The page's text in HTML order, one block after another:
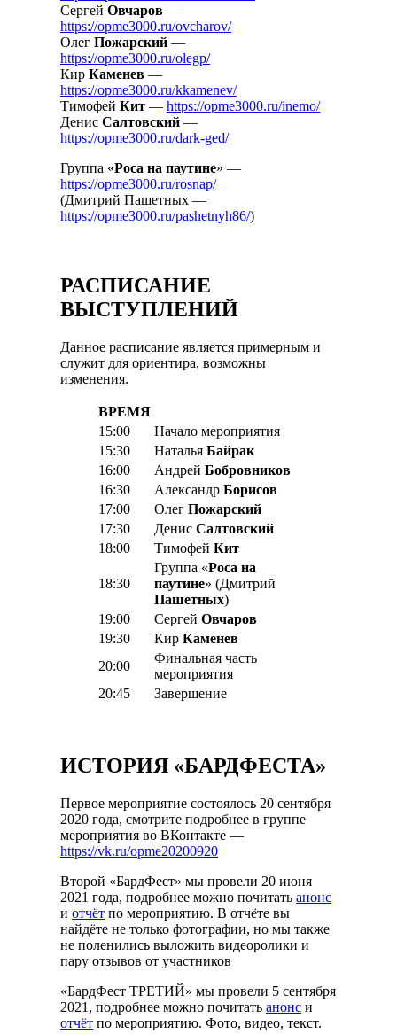
Сергей Овчаров —
https://opme3000.ru/ovcharov/
Олег Пожарский —
https://opme3000.ru/olegp/
Кир Каменев —
https://opme3000.ru/kkamenev/
Тимофей Кит — https://opme3000.ru/inemo/
Денис Салтовский —
https://opme3000.ru/dark-ged/
Группа «Роса на паутине» —
https://opme3000.ru/rosnap/
(Дмитрий Пашетных —
https://opme3000.ru/pashetnyh86/)
РАСПИСАНИЕ
ВЫСТУПЛЕНИЙ
Данное расписание является примерным и
служит для ориентира, возможны
изменения.
ВРЕМЯ
15:00
Начало мероприятия
15:30
Наталья Байрак
16:00
Андрей Бобровников
16:30
Александр Борисов
17:00
Олег Пожарский
17:30
Денис Салтовский
18:00
Тимофей Кит
18:30
Группа «Роса на
паутине» (Дмитрий
Пашетных)
19:00
Сергей Овчаров
19:30
Кир Каменев
20:00
Финальная часть
мероприятия
20:45
Завершение
ИСТОРИЯ «БАРДФЕСТА»
Первое мероприятие состоялось 20 сентября
2020 года, смотрите подробнее в группе
мероприятия во ВКонтакте —
https://vk.ru/opme20200920
Второй «БардФест» мы провели 20 июня
2021 года, подробнее можно почитать анонс
и отчёт по мероприятию. В отчёте вы
найдёте не только фотографии, но мы также
не поленились выложить видеоролики и
пару отзывов от участников
«БардФест ТРЕТИЙ» мы провели 5 сентября
2021, подробнее можно почитать анонс и
отчёт по мероприятию. Фото, видео, текст.